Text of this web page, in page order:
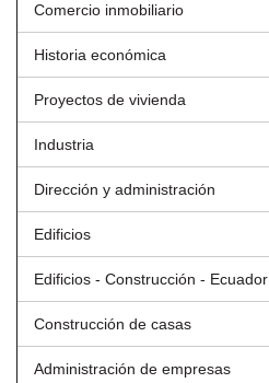
Comercio inmobiliario
Historia económica
Proyectos de vivienda
Industria
Dirección y administración
Edificios
Edificios - Construcción - Ecuador
Construcción de casas
Administración de empresas